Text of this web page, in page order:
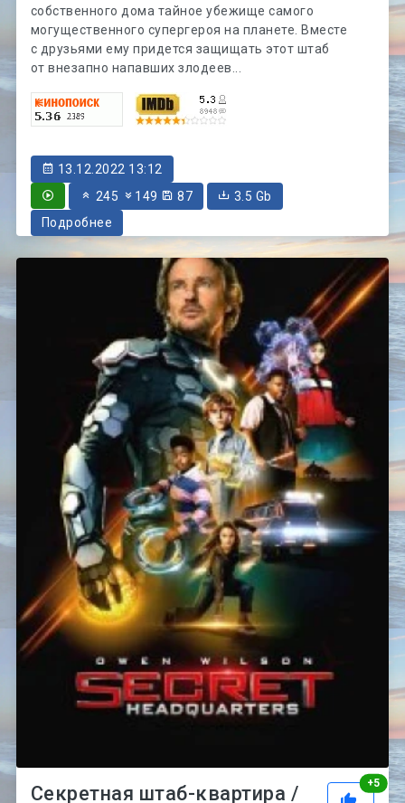
собственного дома тайное убежище самого
могущественного супергероя на планете. Вместе
с друзьями ему придется защищать этот штаб
от внезапно напавших злодеев...
13.12.2022 13:12
245
149 87
3.5 Gb
Подробнее
+5
Секретная штаб-квартира /